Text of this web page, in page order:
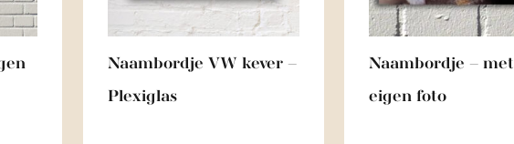
Naambordje VW kever –
Plexiglas
Naambordje – met
eigen foto